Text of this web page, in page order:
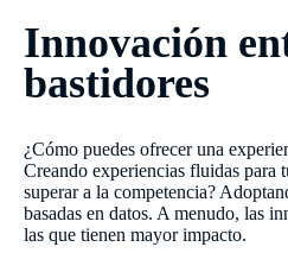
Innovación
bastidores
¿Cómo puedes ofrecer una
Creando experiencias fluidas para
superar a la competencia?
basadas en datos. A menudo, las
las que tienen mayor impacto.